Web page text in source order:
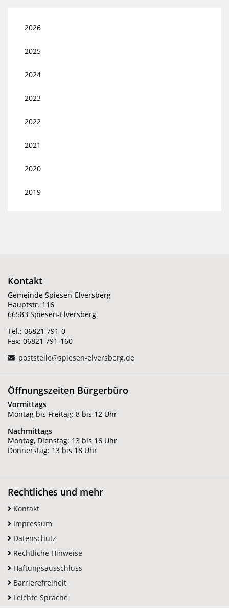
2026
2025
2024
2023
2022
2021
2020
2019
Kontakt
Gemeinde Spiesen-Elversberg
Hauptstr. 116
66583 Spiesen-Elversberg
Tel.: 06821 791-0
Fax: 06821 791-160
poststelle@spiesen-elversberg.de
Öffnungszeiten Bürgerbüro
Vormittags
Montag bis Freitag: 8 bis 12 Uhr
Nachmittags
Montag, Dienstag: 13 bis 16 Uhr
Donnerstag: 13 bis 18 Uhr
Rechtliches und mehr
Kontakt
Impressum
Datenschutz
Rechtliche Hinweise
Haftungsausschluss
Barrierefreiheit
Leichte Sprache